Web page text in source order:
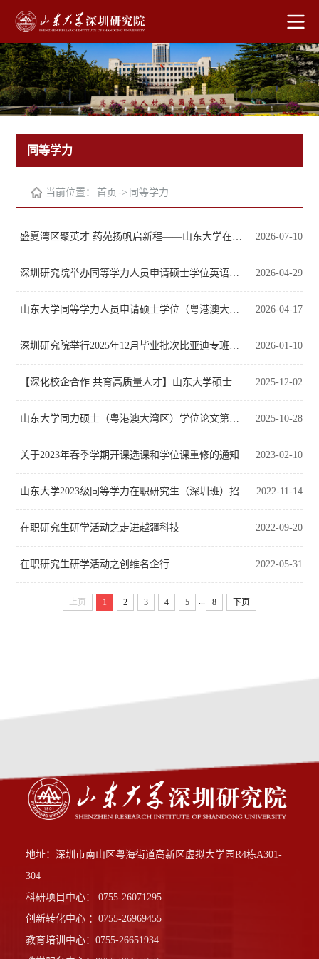
同等学力
当前位置： 首页 -> 同等学力
2026-07-10
盛夏湾区聚英才 药苑扬帆启新程——山东大学在广州举行2026级药学专业在职研究生课程班（粤港澳大湾区）开学典礼
2026-04-29
深圳研究院举办同等学力人员申请硕士学位英语辅导暨前沿讲座
2026-04-17
山东大学同等学力人员申请硕士学位（粤港澳大湾区）专业简介
2026-01-10
深圳研究院举行2025年12月毕业批次比亚迪专班硕士学位证书颁发仪式
2025-12-02
【深化校企合作 共育高质量人才】山东大学硕士学位论文答辩会（比亚迪专场）圆满举行
2025-10-28
山东大学同力硕士（粤港澳大湾区）学位论文第二期开题答辩顺利举行
2023-02-10
关于2023年春季学期开课选课和学位课重修的通知
2022-11-14
2022-09-20
在职研究生研学活动之走进越疆科技
2022-05-31
在职研究生研学活动之创维名企行
上页 1 2 3 4 5 ... 8 下页
地址：深圳市南山区粤海街道高新区虚拟大学园R4栋A301-
304
科研项目中心： 0755-26071295
创新转化中心 ：0755-26969455
教育培训中心：0755-26651934